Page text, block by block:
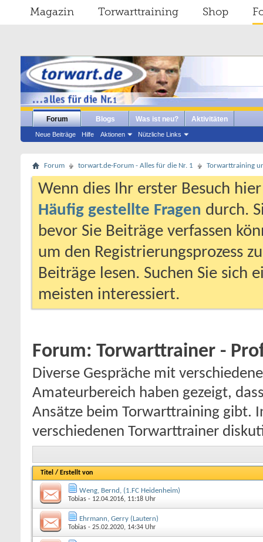
Magazin Torwarttraining Shop
Forum
Neue Beiträge Hilfe Aktionen Nützliche Links
Blogs Was ist neu? Aktivitäten
Forum torwart.de-Forum - Alles für die Nr. 1 Torwarttraining
Wenn dies Ihr erster Besuch
Häufig gestellte Fragen durch.
bevor Sie Beiträge verfassen
um den Registrierungsprozess
Beiträge lesen. Suchen Sie sich
meisten interessiert.
Forum: Torwarttrainer -
Diverse Gespräche mit
Amateurbereich haben gezeigt,
Ansätze beim Torwarttraining gibt.
verschiedenen Torwarttrainer
Titel / Erstellt von
Weng, Bernd, (1.FC Heidenheim)
Tobias - 12.04.2016, 11:18 Uhr
Ehrmann, Gerry (Lautern)
Tobias - 25.02.2020, 14:34 Uhr